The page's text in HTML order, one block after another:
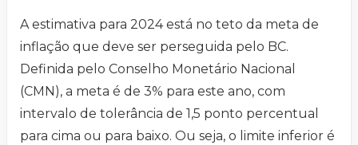
A estimativa para 2024 está no teto da meta de
inflação que deve ser perseguida pelo BC.
Definida pelo Conselho Monetário Nacional
(CMN), a meta é de 3% para este ano, com
intervalo de tolerância de 1,5 ponto percentual
para cima ou para baixo. Ou seja, o limite inferior é